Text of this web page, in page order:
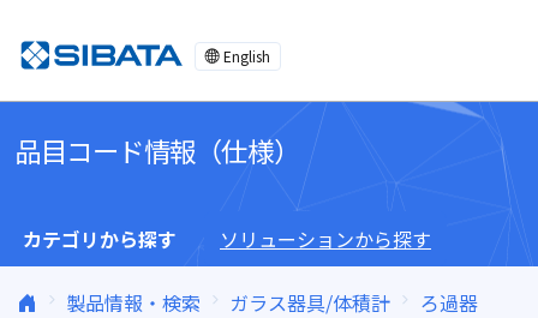
English
品目コード情報（仕様）
カテゴリから探す ソリューションから探す
製品情報・検索 ガラス器具/体積計
ろ過器